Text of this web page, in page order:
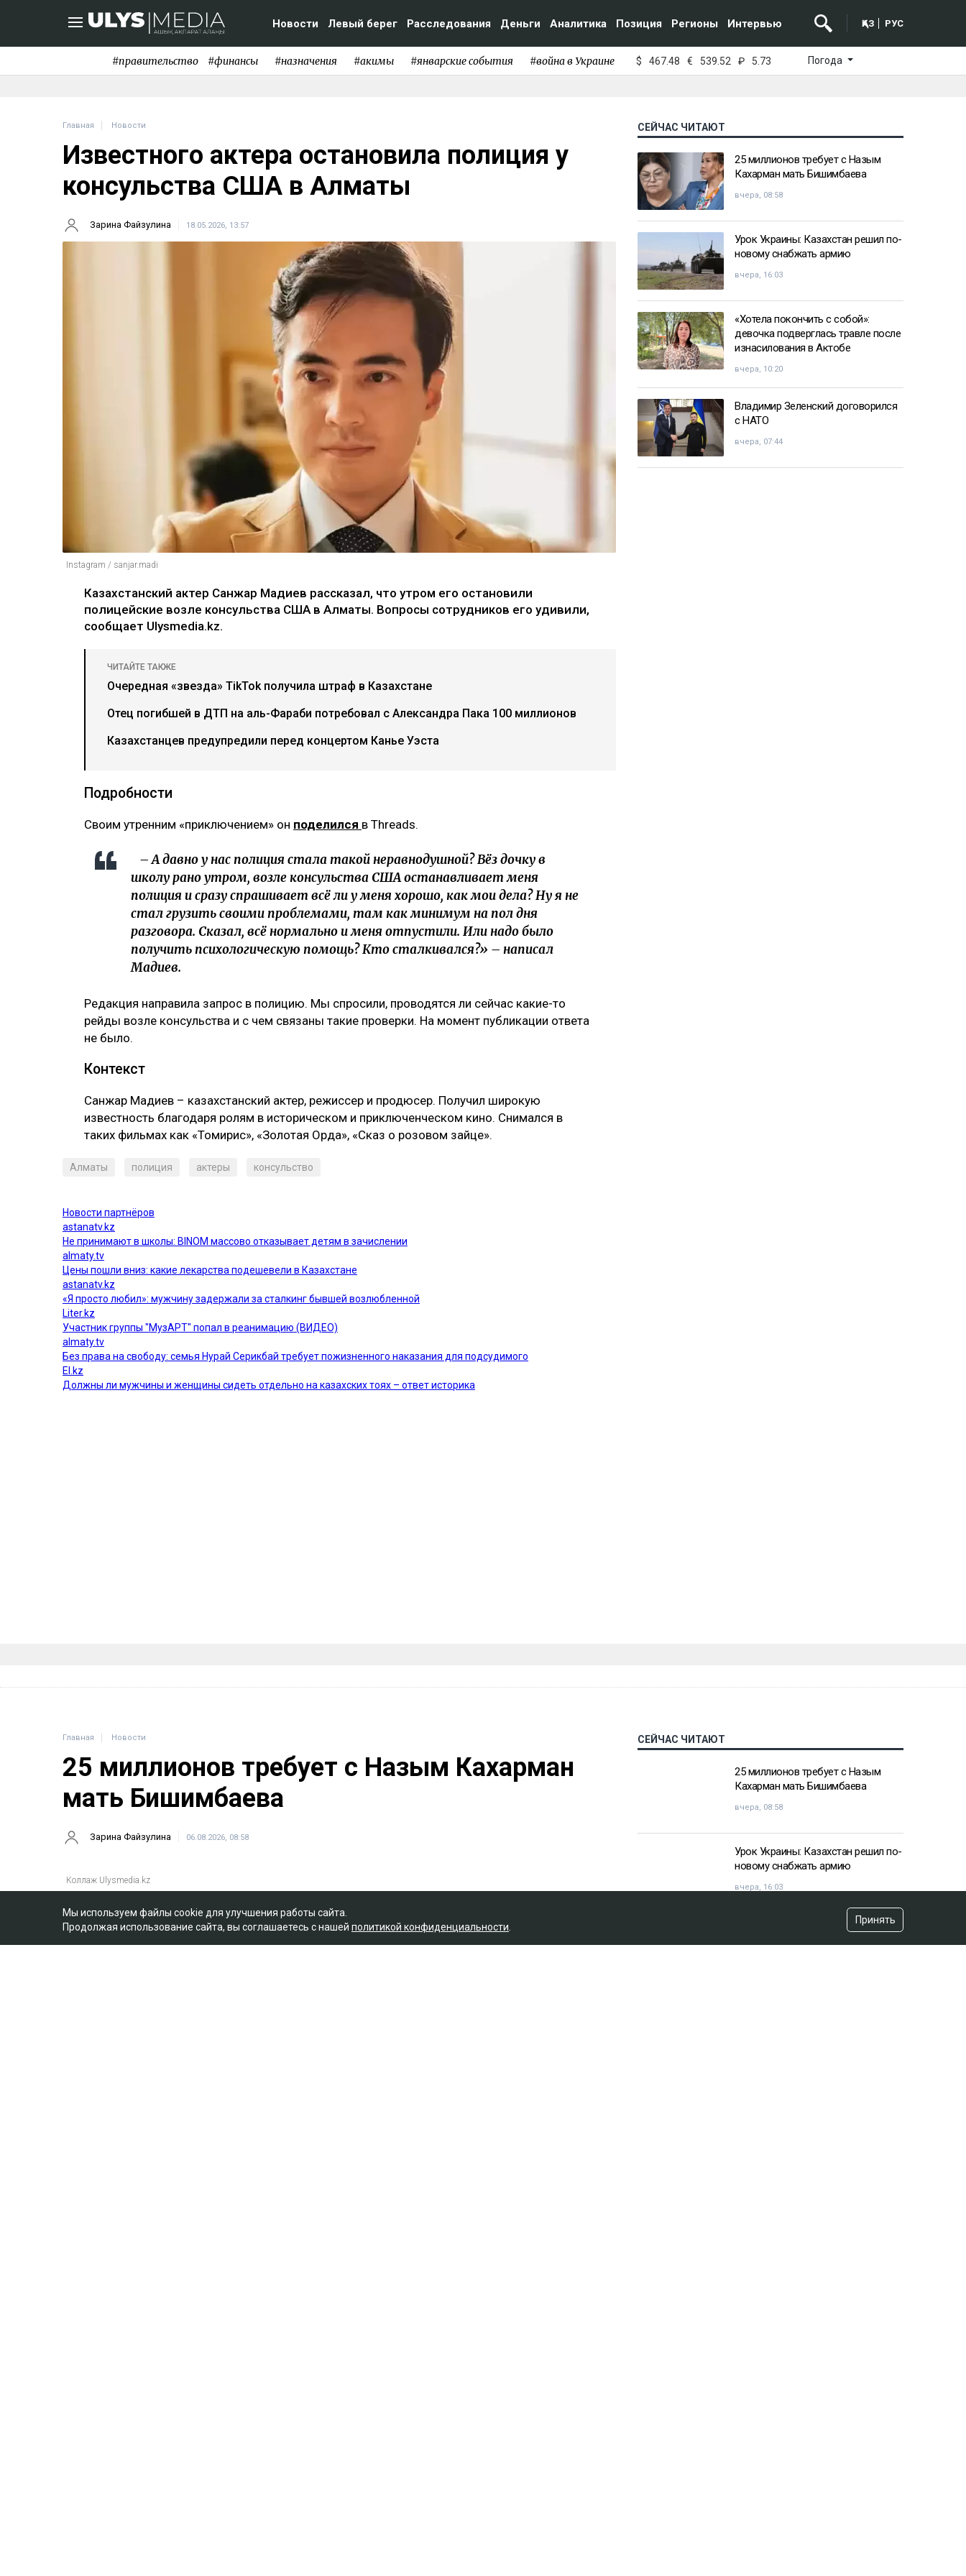
Новости Левый берег Расследования Деньги Аналитика Позиция Регионы Интервью ҚАЗ РУС
#правительство #финансы #назначения #акимы #январские события #война в Украине $ 467.48 € 539.52 ₽ 5.73 Погода
Главная Новости
Известного актера остановила полиция у
консульства США в Алматы
Зарина Файзулина 18.05.2026, 13:57
Instagram / sanjar.madi
Казахстанский актер Санжар Мадиев рассказал, что утром его остановили
полицейские возле консульства США в Алматы. Вопросы сотрудников его удивили,
сообщает Ulysmedia.kz.
ЧИТАЙТЕ ТАКЖЕ
Очередная «звезда» TikTok получила штраф в Казахстане
Отец погибшей в ДТП на аль-Фараби потребовал с Александра Пака 100 миллионов
Казахстанцев предупредили перед концертом Канье Уэста
Подробности
Своим утренним «приключением» он поделился в Threads.
– А давно у нас полиция стала такой неравнодушной? Вёз дочку в
школу рано утром, возле консульства США останавливает меня
полиция и сразу спрашивает всё ли у меня хорошо, как мои дела? Ну я не
стал грузить своими проблемами, там как минимум на пол дня
разговора. Сказал, всё нормально и меня отпустили. Или надо было
получить психологическую помощь? Кто сталкивался?» – написал
Мадиев.
Редакция направила запрос в полицию. Мы спросили, проводятся ли сейчас какие-то
рейды возле консульства и с чем связаны такие проверки. На момент публикации ответа
не было.
Контекст
Санжар Мадиев – казахстанский актер, режиссер и продюсер. Получил широкую
известность благодаря ролям в историческом и приключенческом кино. Снимался в
таких фильмах как «Томирис», «Золотая Орда», «Сказ о розовом зайце».
Алматы полиция актеры консульство
СЕЙЧАС ЧИТАЮТ
25 миллионов требует с Назым
Кахарман мать Бишимбаева
вчера, 08:58
Урок Украины: Казахстан решил по-
новому снабжать армию
вчера, 16:03
«Хотела покончить с собой»:
девочка подверглась травле после
изнасилования в Актобе
вчера, 10:20
Владимир Зеленский договорился
с НАТО
вчера, 07:44
Главная Новости
25 миллионов требует с Назым Кахарман
мать Бишимбаева
Зарина Файзулина 06.08.2026, 08:58
СЕЙЧАС ЧИТАЮТ
25 миллионов требует с Назым
Кахарман мать Бишимбаева
вчера, 08:58
Урок Украины: Казахстан решил по-
новому снабжать армию
вчера, 16:03
«Хотела покончить с собой»:
девочка подверглась травле после
Мы используем файлы cookie для улучшения работы сайта.
Продолжая использование сайта, вы соглашаетесь с нашей политикой конфиденциальности
Принять